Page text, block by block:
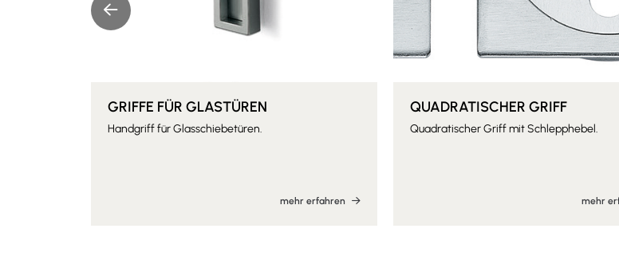
GRIFFE FÜR GLASTÜREN
Handgriff für Glasschiebetüren.
mehr erfahren
QUADRATISCHER GRIFF
Quadratischer Griff mit Schlepphebel.
mehr